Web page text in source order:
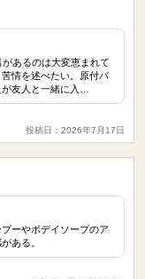
あるのは大変恵まれて
情を述べたい。原付バ
友人と一緒に入…
投稿日：2026年7月17日
ーやボデイソープのア
ある。